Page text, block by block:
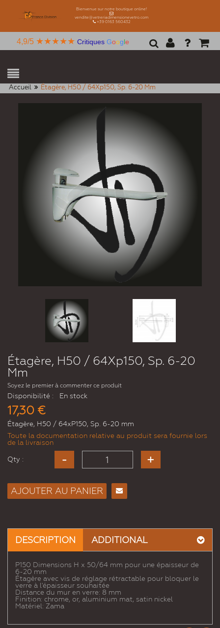
Bienvenue sur notre boutique online!
vendite@vetreriadimensionevetro.com
+39 0163 560432
4,9/5 ★★★★★ Critiques Google
Accueil Étagère, H50 / 64Xp150, Sp. 6-20 Mm
Étagère, H50 / 64Xp150, Sp. 6-20
Mm
Soyez le premier à commenter ce produit
Disponibilité : En stock
17,30 €
Étagère, H50 / 64xP150, Sp. 6-20 mm
Toute la documentation relative au produit sera fournie lors
de la livraison
Qty :
AJOUTER AU PANIER
DESCRIPTION ADDITIONAL
P150 Dimensions H x 50/64 mm pour une épaisseur de
6-20 mm
Étagère avec vis de réglage rétractable pour bloquer le
verre à l'épaisseur souhaitée
Distance du mur en verre: 8 mm
Finition: chrome, or, aluminium mat, satin nickel
Matériel: Zama